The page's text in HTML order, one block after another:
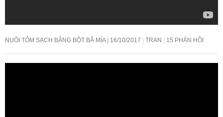
NUÔI TÔM SẠCH BẰNG BỘT BÃ MÍA 16/10/2017 TRAN 15 PHẢN HỒI